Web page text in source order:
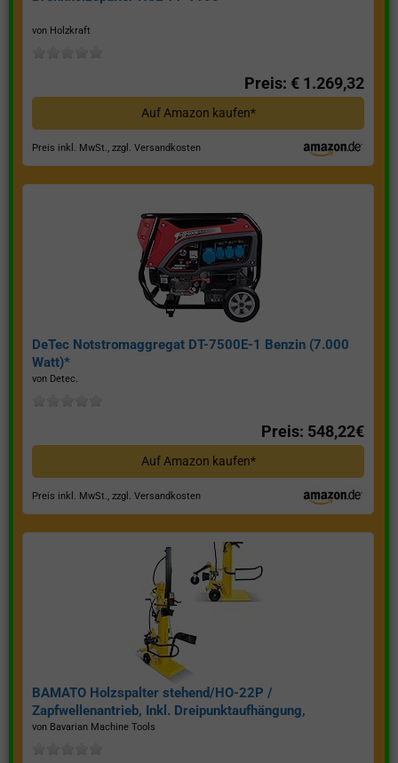
von Holzkraft
Preis: € 1.269,32
Auf Amazon kaufen*
Preis inkl. MwSt., zzgl. Versandkosten
DeTec Notstromaggregat DT-7500E-1 Benzin (7.000
Watt)*
von Detec.
Preis: 548,22€
Auf Amazon kaufen*
Preis inkl. MwSt., zzgl. Versandkosten
BAMATO Holzspalter stehend/HO-22P /
Zapfwellenantrieb, Inkl. Dreipunktaufhängung,
Spaltkraft 22 Tonnen*
von Bavarian Machine Tools